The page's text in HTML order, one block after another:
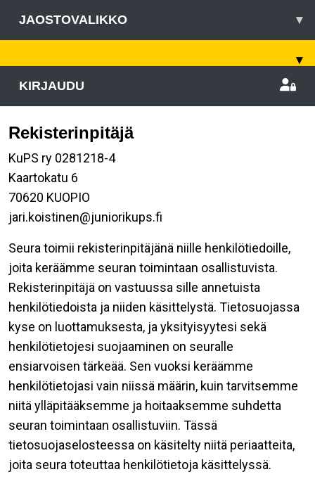
JAOSTOVALIKKO ▾
▾
KIRJAUDU
Rekisterinpitäjä
KuPS ry 0281218-4
Kaartokatu 6
70620 KUOPIO
jari.koistinen@juniorikups.fi
Seura toimii rekisterinpitäjänä niille henkilötiedoille,
joita keräämme seuran toimintaan osallistuvista.
Rekisterinpitäjä on vastuussa sille annetuista
henkilötiedoista ja niiden käsittelystä. Tietosuojassa
kyse on luottamuksesta, ja yksityisyytesi sekä
henkilötietojesi suojaaminen on seuralle
ensiarvoisen tärkeää. Sen vuoksi keräämme
henkilötietojasi vain niissä määrin, kuin tarvitsemme
niitä ylläpitääksemme ja hoitaaksemme suhdetta
seuran toimintaan osallistuviin. Tässä
tietosuojaselosteessa on käsitelty niitä periaatteita,
joita seura toteuttaa henkilötietoja käsittelyssä.